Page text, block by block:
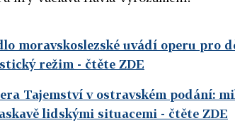
moravskoslezské uvádí operu pro
režim - čtěte ZDE
Tajemství v ostravském podání:
lidskými situacemi - čtěte ZDE